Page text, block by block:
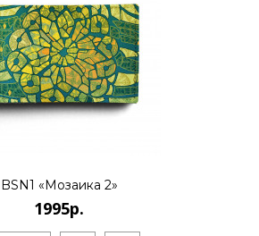
BSN1 «Мозаика голубая»
1995р.
Evgeniya Naumova - молодой российский
BSN1 «Мозаика 2»
1995р.